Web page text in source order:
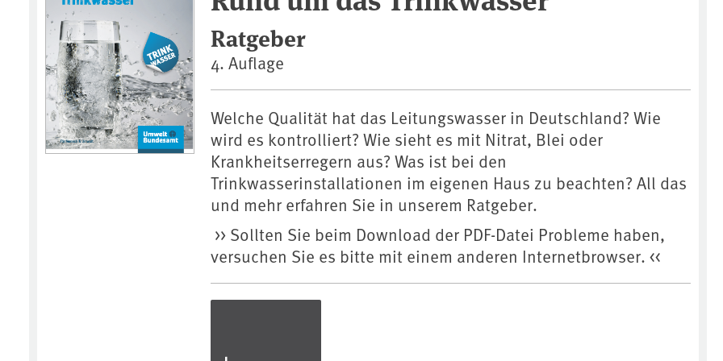
Ratgeber
4. Auflage
Welche Qualität hat das Leitungswasser in Deutschland? Wie
wird es kontrolliert? Wie sieht es mit Nitrat, Blei oder
Krankheitserregern aus? Was ist bei den
Trinkwasserinstallationen im eigenen Haus zu beachten? All das
und mehr erfahren Sie in unserem Ratgeber.
>> Sollten Sie beim Download der PDF-Datei Probleme haben,
versuchen Sie es bitte mit einem anderen Internetbrowser. <<